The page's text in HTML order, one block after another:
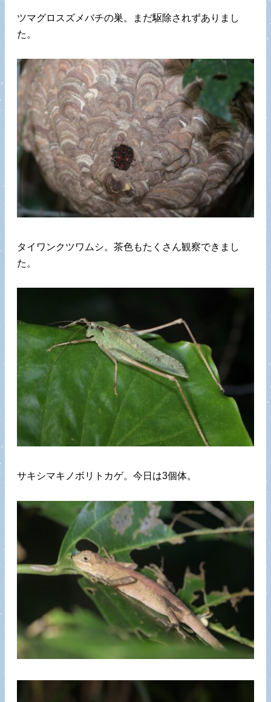
ツマグロスズメバチの巣。まだ駆除されずありまし
た。
タイワンクツワムシ。茶色もたくさん観察できまし
た。
サキシマキノボリトカゲ。今日は3個体。